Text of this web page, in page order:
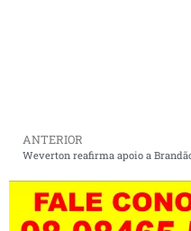
ANTERIOR